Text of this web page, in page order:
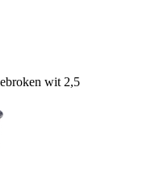
wit 2,5